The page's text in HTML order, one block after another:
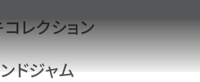
レクション
ドジャム